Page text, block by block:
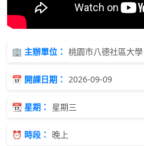
🏢 主辦單位： 桃園市八德社區大學
📅 開課日期： 2026-09-09
📆 星期： 星期三
⏰ 時段： 晚上